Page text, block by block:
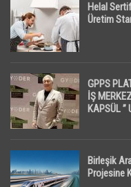
Helal
Üretim
GPPS
İŞ
KAPSÜL ”
Birleşik
Projesine